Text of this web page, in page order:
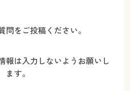
問をご投稿ください。
報は入力しないようお願いし
ます。